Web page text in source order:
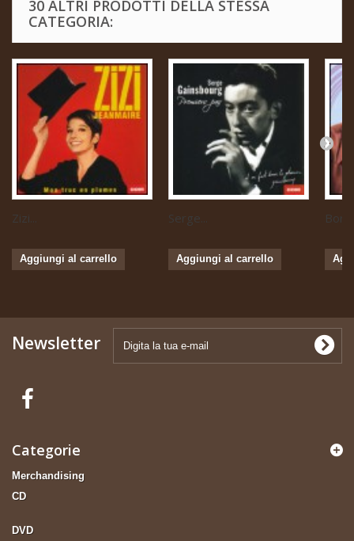
30 ALTRI PRODOTTI DELLA STESSA
CATEGORIA:
Zizi...
Aggiungi al carrello
Serge...
Aggiungi al carrello
Newsletter
Categorie
Merchandising
CD
DVD